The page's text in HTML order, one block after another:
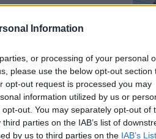
Information
or processing of your personal
please use the below opt-out section
opt-out request is processed you may
information utilized by us or
out. You may separately opt-out of
parties on the IAB’s list of
by us to third parties on the IAB’s
El
el
09